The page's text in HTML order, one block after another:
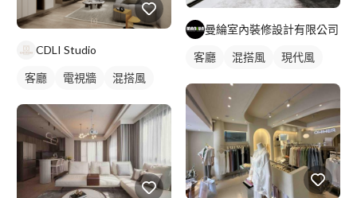
CDLI Studio
客廳 電視牆 混搭風
曼綸室內裝修設計有限公司
客廳 混搭風 現代風